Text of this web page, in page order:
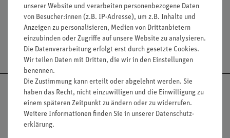
Versandkostenfrei ab 300,- €
unserer Website und verarbeiten personenbezogene Daten
von Besucher:innen (z.B. IP-Adresse), um z.B. Inhalte und
Anzeigen zu personalisieren, Medien von Drittanbietern
einzubinden oder Zugriffe auf unsere Website zu analysieren.
Die Datenverarbeitung erfolgt erst durch gesetzte Cookies.
Wir teilen Daten mit Dritten, die wir in den Einstellungen
benennen.
Die Zustimmung kann erteilt oder abgelehnt werden. Sie
haben das Recht, nicht einzuwilligen und die Einwilligung zu
einem späteren Zeitpunkt zu ändern oder zu widerrufen.
Weitere Informationen finden Sie in unserer Daten­schutz­
erklärung.